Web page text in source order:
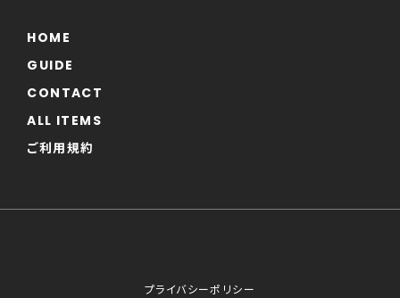
HOME
GUIDE
CONTACT
ALL ITEMS
ご利用規約
プライバシーポリシー